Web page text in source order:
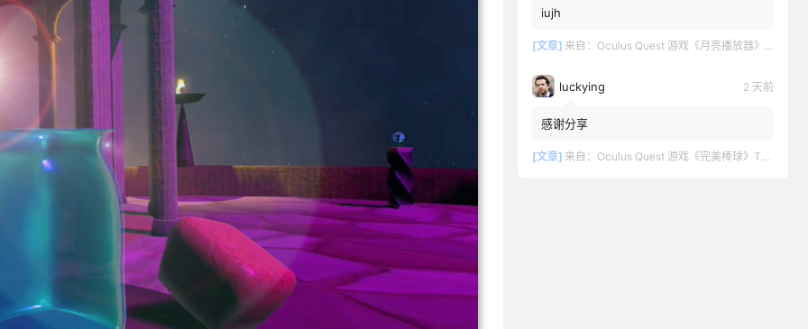
iujh
[文章] 来自： Oculus Quest 游戏《月亮播放器》Moon VR Video Player
luckying 2 天前
感谢分享
[文章] 来自： Oculus Quest 游戏《完美棒球》TOTALLY BASEBALL